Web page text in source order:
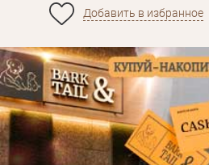
Добавить в избранное
Личные данные